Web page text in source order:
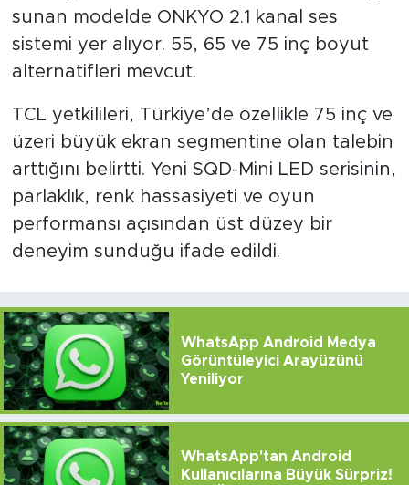
sunan modelde ONKYO 2.1 kanal ses
sistemi yer alıyor. 55, 65 ve 75 inç boyut
alternatifleri mevcut.
TCL yetkilileri, Türkiye’de özellikle 75 inç ve
üzeri büyük ekran segmentine olan talebin
arttığını belirtti. Yeni SQD-Mini LED serisinin,
parlaklık, renk hassasiyeti ve oyun
performansı açısından üst düzey bir
deneyim sunduğu ifade edildi.
WhatsApp Android Medya
Görüntüleyici Arayüzünü
Yeniliyor
WhatsApp'tan Android
Kullanıcılarına Büyük Sürpriz!